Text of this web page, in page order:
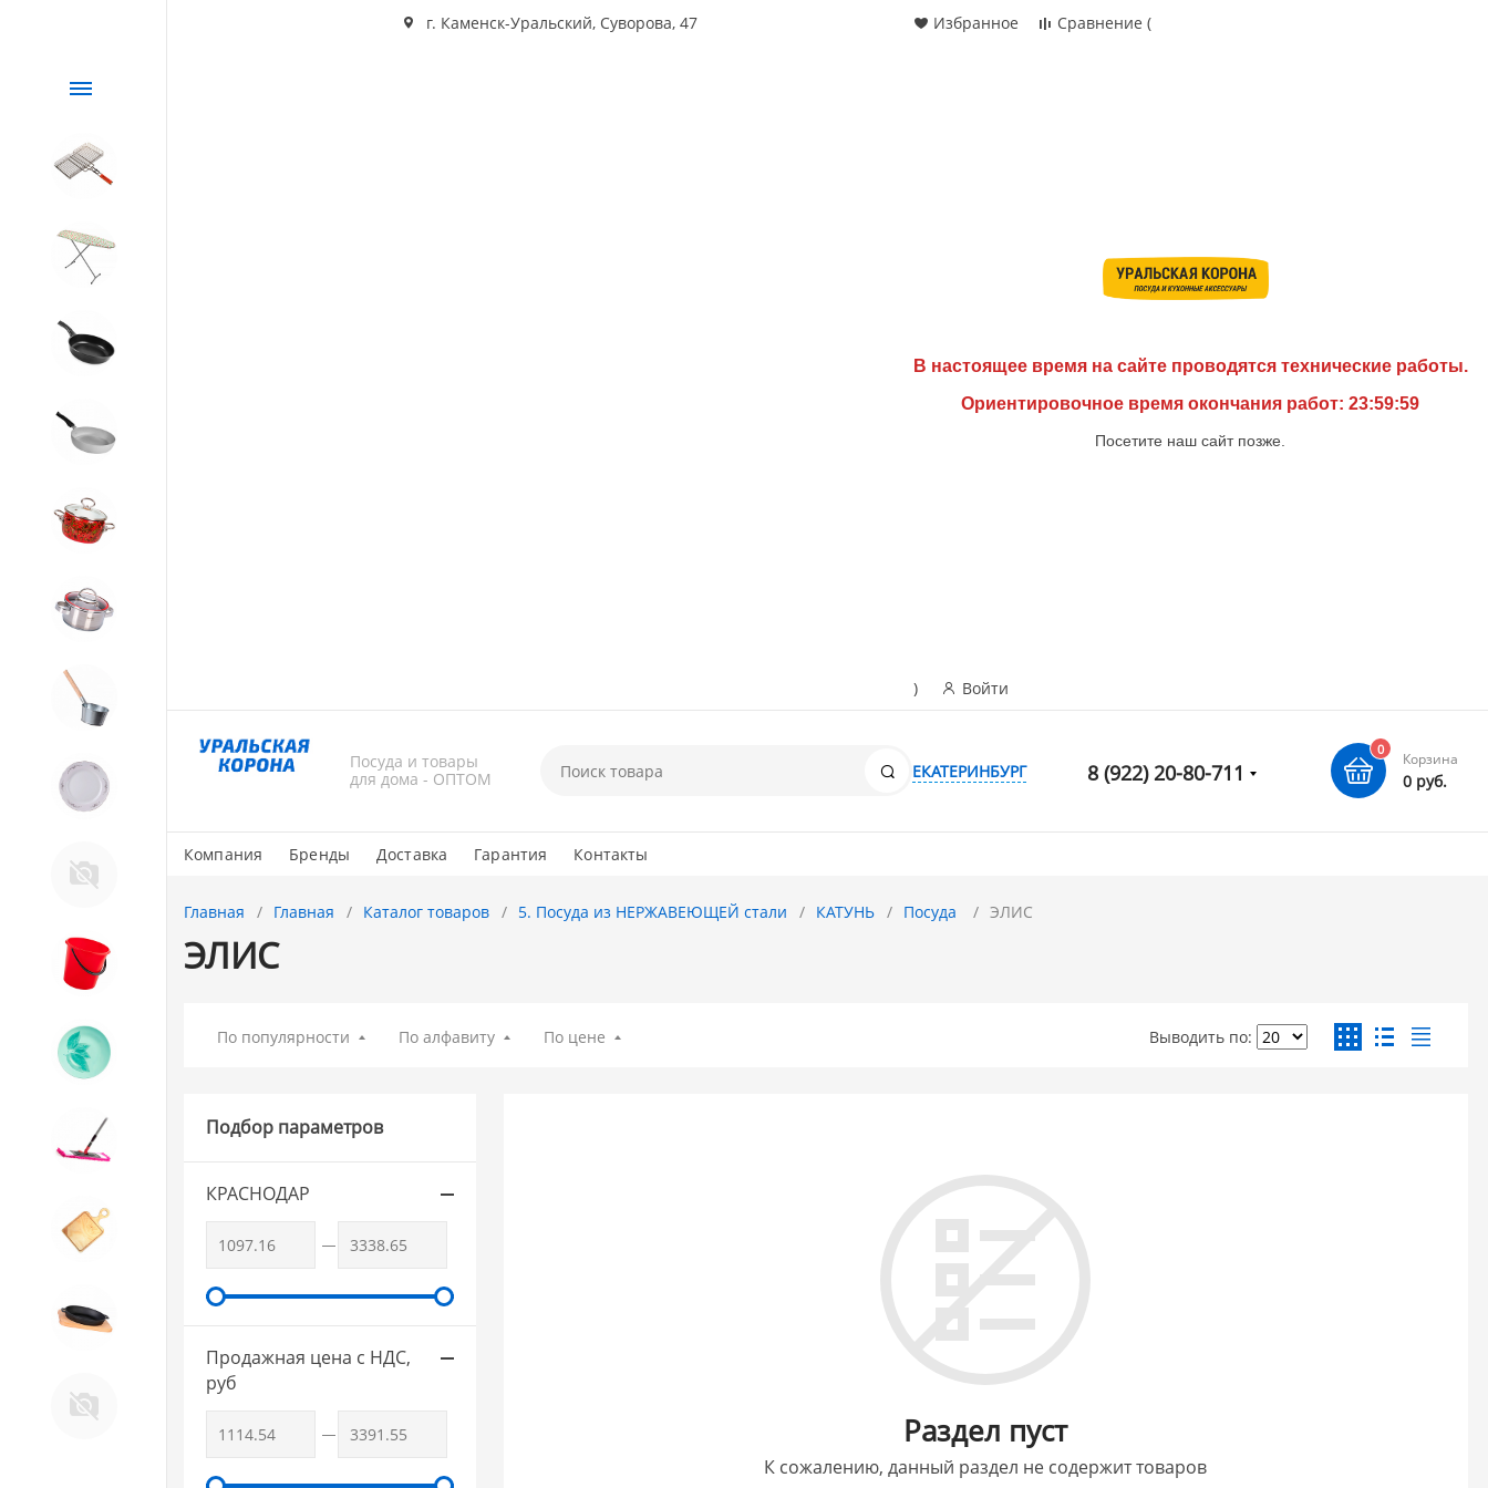
г. Каменск-Уральский, Суворова, 47 Избранное Сравнение (
В настоящее время на сайте проводятся технические работы.
Ориентировочное время окончания работ: 23:59:59
Посетите наш сайт позже.
) Войти
Посуда и товары
для дома - ОПТОМ
Поиск
ЕКАТЕРИНБУРГ 8 (922) 20-80-711
0
Корзина
0 руб.
Компания Бренды Доставка Гарантия Контакты
ОЦИНКОВАННОЙ стали
7. Посуда из ФАРФОРА и
8. Товары из ПЛАСТМАССЫ
9. Посуда из СТЕКЛА
10. Товары для ДОМА
12. ПЕЧНОЕ литье и посуда из
ЧУГУНА
13. Крышки и закаточные
машинки ДЛЯ
КОНСЕРВИРОВАНИЯ
Главная Главная Каталог товаров 5. Посуда из НЕРЖАВЕЮЩЕЙ стали КАТУНЬ Посуда ЭЛИС
ЭЛИС
По популярности По алфавиту По цене Выводить по:
Подбор параметров
КРАСНОДАР
Продажная цена с НДС,
руб
Раздел пуст
К сожалению, данный раздел не содержит товаров